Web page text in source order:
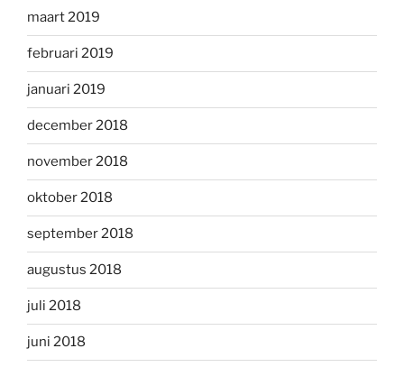
maart 2019
februari 2019
januari 2019
december 2018
november 2018
oktober 2018
september 2018
augustus 2018
juli 2018
juni 2018